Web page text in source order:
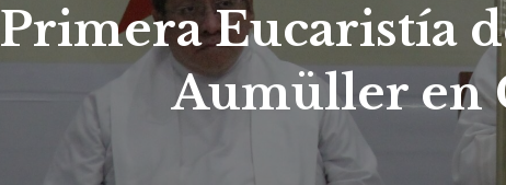
Primera Eucaristía
Aumüller en